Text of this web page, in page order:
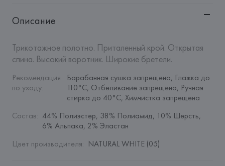
Описание
Трикотажное полотно. Приталенный крой. Открытая
спина. Высокий воротник. Широкие бретели.
Рекомендация
по уходу:
Барабанная сушка запрещена, Глажка до
110°C, Отбеливание запрещено, Ручная
стирка до 40°C, Химчистка запрещена
Состав: 44% Полиэстер, 38% Полиамид, 10% Шерсть,
6% Альпака, 2% Эластан
Цвет производителя: NATURAL WHITE (05)